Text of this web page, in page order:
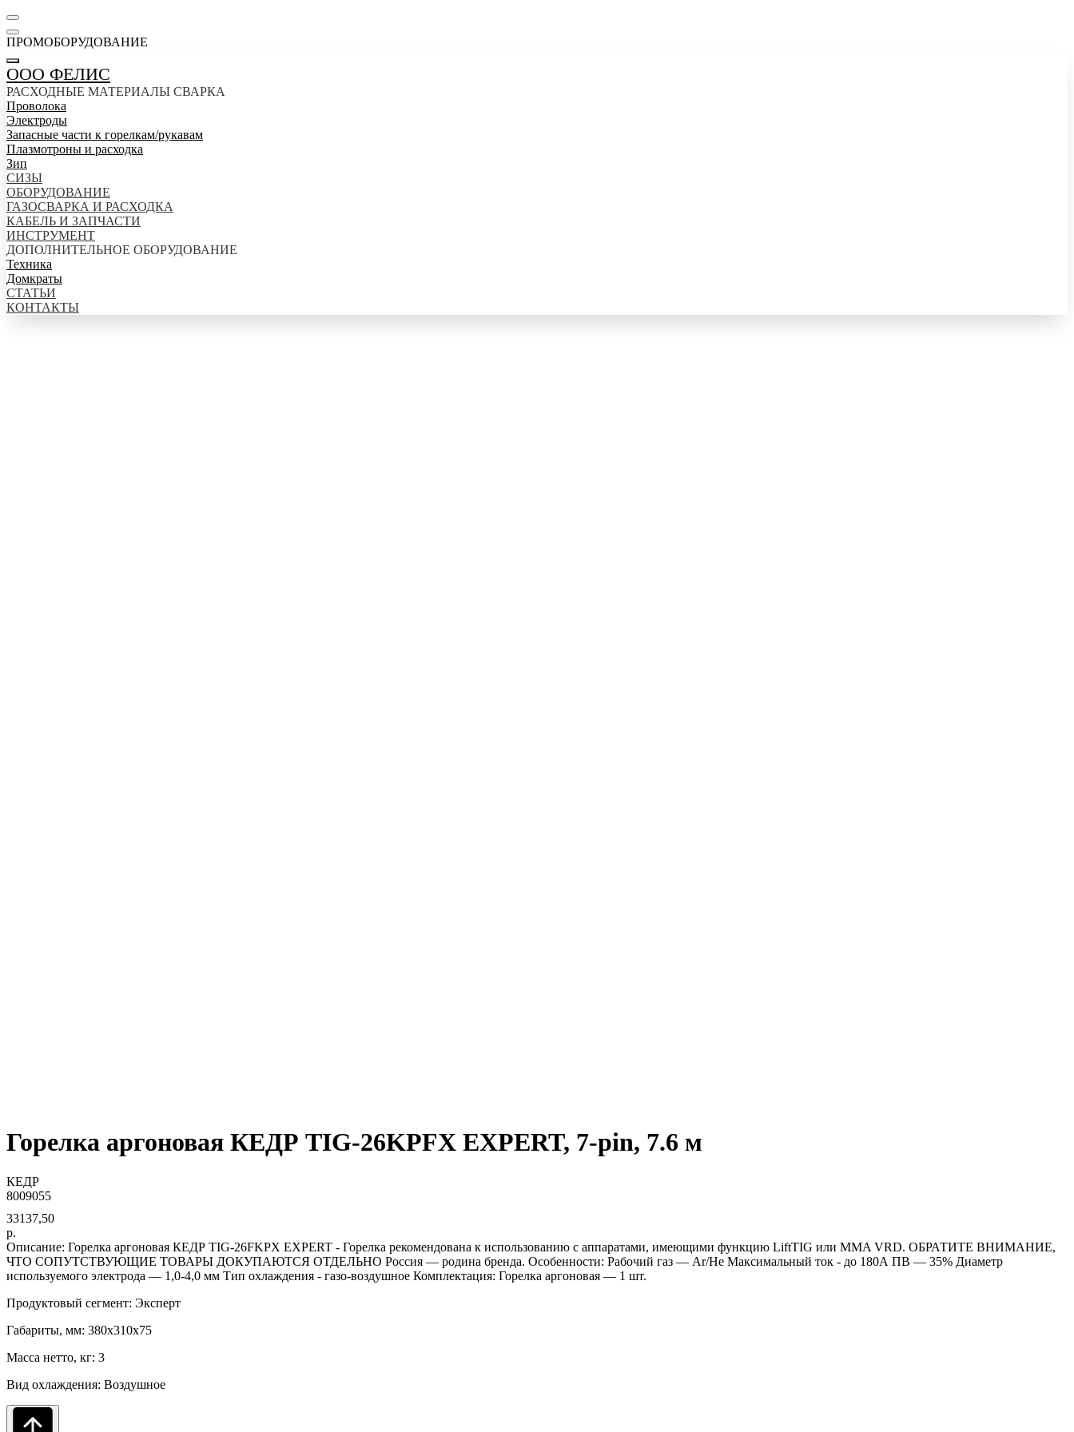
ПРОМОБОРУДОВАНИЕ
ООО ФЕЛИС
РАСХОДНЫЕ МАТЕРИАЛЫ СВАРКА
Проволока
Электроды
Запасные части к горелкам/рукавам
Плазмотроны и расходка
Зип
СИЗЫ
ОБОРУДОВАНИЕ
ГАЗОСВАРКА И РАСХОДКА
КАБЕЛЬ И ЗАПЧАСТИ
ИНСТРУМЕНТ
ДОПОЛНИТЕЛЬНОЕ ОБОРУДОВАНИЕ
Техника
Домкраты
СТАТЬИ
КОНТАКТЫ
Горелка аргоновая КЕДР TIG-26KPFX EXPERT, 7-pin, 7.6 м
КЕДР
8009055
33137,50
р.
Описание: Горелка аргоновая КЕДР TIG-26FKPX EXPERT - Горелка рекомендована к использованию с аппаратами, имеющими функцию LiftTIG или MMA VRD. ОБРАТИТЕ ВНИМАНИЕ,
ЧТО СОПУТСТВУЮЩИЕ ТОВАРЫ ДОКУПАЮТСЯ ОТДЕЛЬНО Россия — родина бренда. Особенности: Рабочий газ — Ar/He Максимальный ток - до 180А ПВ — 35% Диаметр
используемого электрода — 1,0-4,0 мм Тип охлаждения - газо-воздушное Комплектация: Горелка аргоновая — 1 шт.
Продуктовый сегмент: Эксперт
Габариты, мм: 380x310x75
Масса нетто, кг: 3
Вид охлаждения: Воздушное